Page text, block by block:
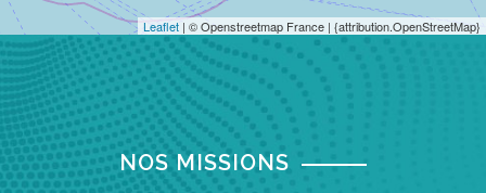
Leaflet | © Openstreetmap France | {attribution.OpenStreetMap}
NOS MISSIONS